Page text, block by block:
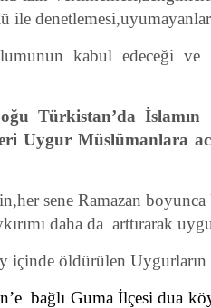
ile
kabul edeceği
Türkistan’da İslamın
Uygur Müslümanlara
sene Ramazan
daha da arttırarak
öldürülen Uygurların
bağlı Guma İlçesi dua